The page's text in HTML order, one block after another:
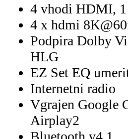
4 vhodi HDMI,
4 x hdmi
Podpira Dolby
HLG
EZ Set EQ
Internetni radio
Vgrajen Google
Airplay2